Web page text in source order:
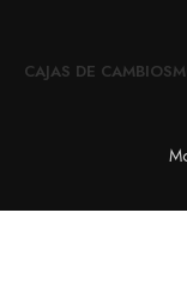
CAJAS DE CAMBIOS